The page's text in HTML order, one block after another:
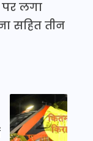
लगा
सहित तीन